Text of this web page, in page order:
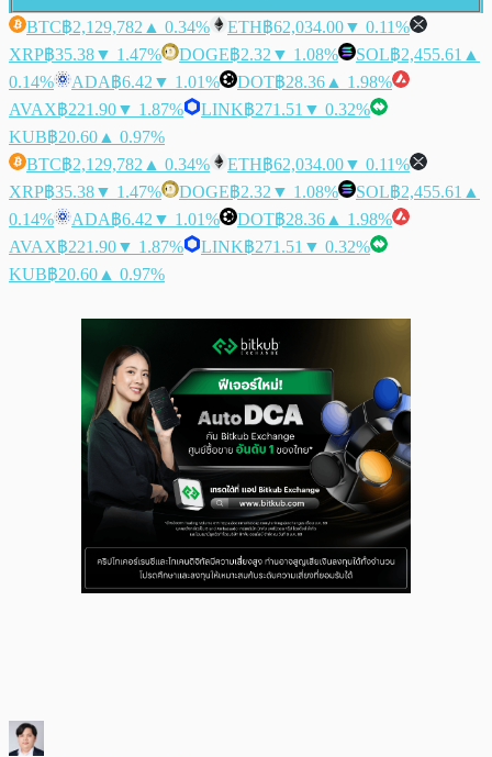
BTC฿2,129,782 ▲ 0.34% ETH฿62,034.00▼ 0.11%
XRP฿35.38▼ 1.47% DOGE฿2.32 ▼ 1.08% SOL฿2,455.61 ▲
0.14%
ADA฿6.42 ▼ 1.01% DOT฿28.36 ▲ 1.98%
AVAX฿221.90▼ 1.87% LINK฿271.51 ▼ 0.32%
KUB฿20.60 ▲ 0.97%
BTC฿2,129,782 ▲ 0.34% ETH฿62,034.00▼ 0.11%
XRP฿35.38▼ 1.47% DOGE฿2.32 ▼ 1.08% SOL฿2,455.61 ▲
0.14%
ADA฿6.42 ▼ 1.01% DOT฿28.36 ▲ 1.98%
AVAX฿221.90▼ 1.87% LINK฿271.51 ▼ 0.32%
KUB฿20.60 ▲ 0.97%